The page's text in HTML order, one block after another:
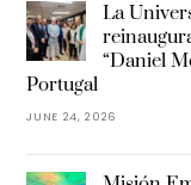
La
“Daniel
Portugal
JUNE 24, 2026